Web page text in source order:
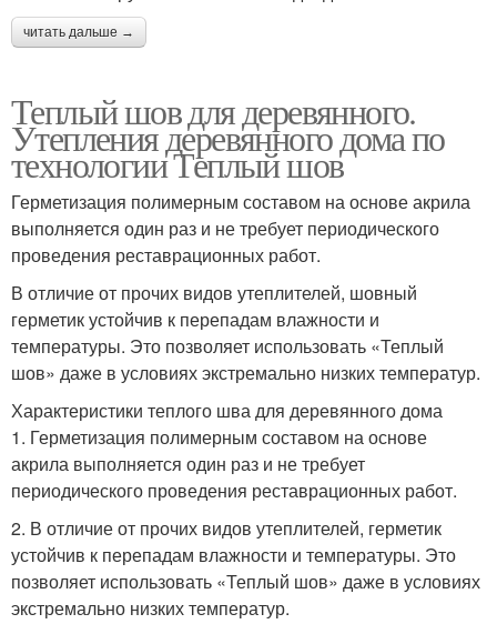
читать дальше →
Теплый шов для деревянного.
Утепления деревянного дома по
технологии Теплый шов
Герметизация полимерным составом на основе акрила
выполняется один раз и не требует периодического
проведения реставрационных работ.
В отличие от прочих видов утеплителей, шовный
герметик устойчив к перепадам влажности и
температуры. Это позволяет использовать «Теплый
шов» даже в условиях экстремально низких температур.
Характеристики теплого шва для деревянного дома
1. Герметизация полимерным составом на основе
акрила выполняется один раз и не требует
периодического проведения реставрационных работ.
2. В отличие от прочих видов утеплителей, герметик
устойчив к перепадам влажности и температуры. Это
позволяет использовать «Теплый шов» даже в условиях
экстремально низких температур.